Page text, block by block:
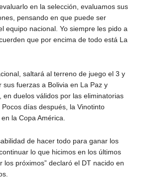
en la selección, evaluamos sus
pensando en que puede ser
equipo nacional. Yo siempre les pido a
que por encima de todo está La
saltará al terreno de juego el 3 y
sus fuerzas a Bolivia en La Paz y
en duelos válidos por las eliminatorias
días después, la Vinotinto
la Copa América.
de hacer todo para ganar los
lo que hicimos en los últimos
los próximos” declaró el DT nacido en